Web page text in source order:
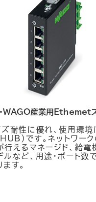
WAGO産業用Ethemet
ズ耐性に優れ、使用環
です。ネットワー
行えるマネージド、給
ルなど、用途・ポート
す。